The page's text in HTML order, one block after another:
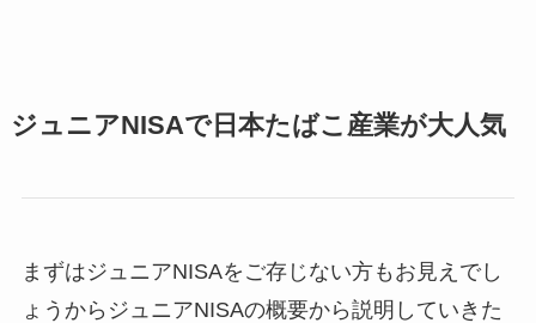
ジュニアNISAで日本たばこ産業が大人気
まずはジュニアNISAをご存じない方もお見えでし
ょうからジュニアNISAの概要から説明していきた